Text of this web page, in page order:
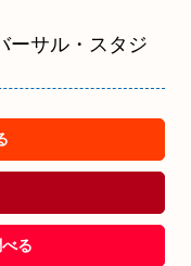
ーサル・スタジ
る